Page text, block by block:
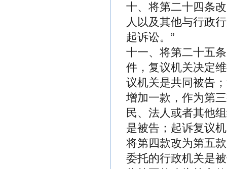
十、将第二十四条
人以及其他与行政
起诉讼。”
十一、将第二十五
件，复议机关决定
议机关是共同被告
增加一款，作为第
民、法人或者其他
是被告；起诉复议
将第四款改为第五
委托的行政机关是